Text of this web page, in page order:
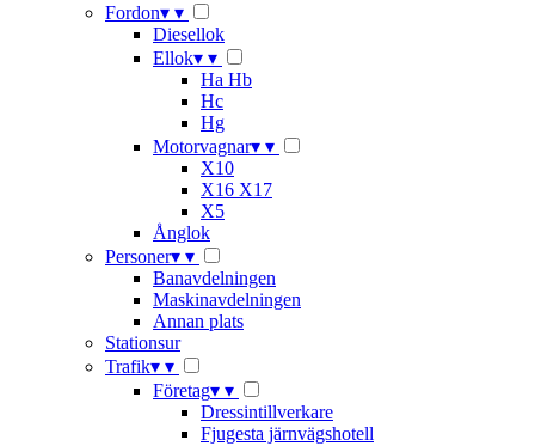
Fordon▾ ▾
Diesellok
Ellok▾ ▾
Ha Hb
Hc
Hg
Motorvagnar▾ ▾
X10
X16 X17
X5
Ånglok
Personer▾ ▾
Banavdelningen
Maskinavdelningen
Annan plats
Stationsur
Trafik▾ ▾
Företag▾ ▾
Dressintillverkare
Fjugesta järnvägshotell